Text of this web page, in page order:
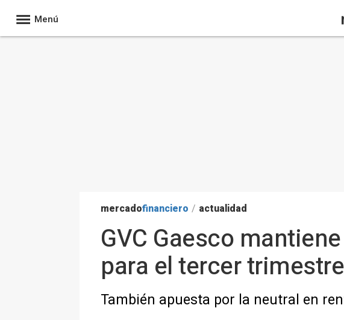
Menú
mercadofinanciero / actualidad
GVC Gaesco
para el tercer trimestre
También apuesta por la neutral en